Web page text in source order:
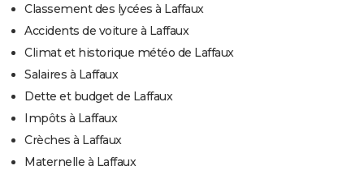
Classement des lycées à Laffaux
Accidents de voiture à Laffaux
Climat et historique météo de Laffaux
Salaires à Laffaux
Dette et budget de Laffaux
Impôts à Laffaux
Crèches à Laffaux
Maternelle à Laffaux